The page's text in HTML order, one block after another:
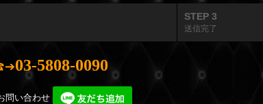
STEP 3
送信完了
03-5808-0090
問い合わせ